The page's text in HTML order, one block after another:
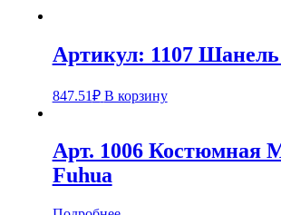
Артикул: 1107
847.51₽ В корзину
Арт. 1006 Костюмная
Fuhua